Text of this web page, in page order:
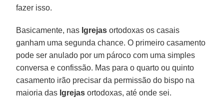
fazer isso.
Basicamente, nas Igrejas ortodoxas os casais
ganham uma segunda chance. O primeiro casamento
pode ser anulado por um pároco com uma simples
conversa e confissão. Mas para o quarto ou quinto
casamento irão precisar da permissão do bispo na
maioria das Igrejas ortodoxas, até onde sei.